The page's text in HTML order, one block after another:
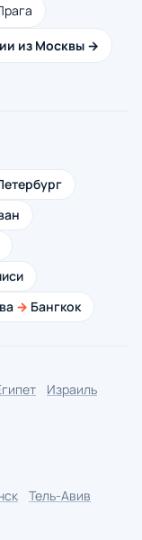
из Москвы →
→ Бангкок
Израиль
Тель-Авив